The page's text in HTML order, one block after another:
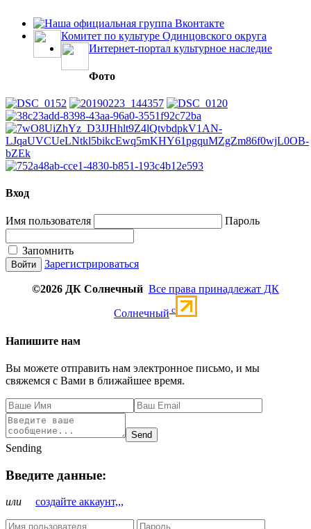
Наша официальная группа Вконтакте
Комитет по культуре Одинцовского округа
Интернет-портал культурное наследие
Фото
Вход
Имя пользователя Пароль
Запомнить
Зарегистрироваться
©2026 ДК Солнечный Все права принадлежат ДК
Солнечный c
Напишите нам
Вы можете отправить нам электронное письмо, и мы
свяжемся с Вами в ближайшее время.
Send
Sending
Введите данные:
или создайте аккаунт,,,